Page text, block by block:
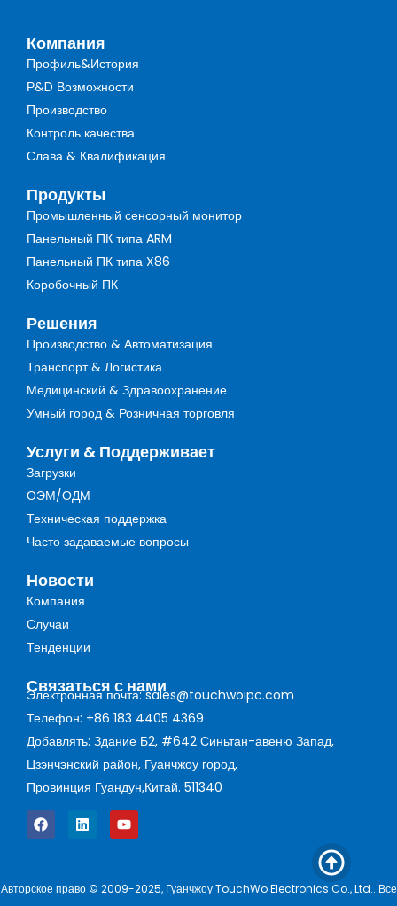
Компания
Профиль&История
Р&D Возможности
Производство
Контроль качества
Слава & Квалификация
Продукты
Промышленный сенсорный монитор
Панельный ПК типа ARM
Панельный ПК типа X86
Коробочный ПК
Решения
Производство & Автоматизация
Транспорт & Логистика
Медицинский & Здравоохранение
Умный город & Розничная торговля
Услуги & Поддерживает
Загрузки
ОЭМ/ОДМ
Техническая поддержка
Часто задаваемые вопросы
Новости
Компания
Случаи
Тенденции
Связаться с нами
Электронная почта: sales@touchwoipc.com
Телефон: +86 183 4405 4369
Добавлять: Здание Б2, #642 Синьтан-авеню Запад,
Цзэнчэнский район, Гуанчжоу город,
Провинция Гуандун,Китай. 511340
Авторское право © 2009-2025, Гуанчжоу TouchWo Electronics Co., Ltd.. Все